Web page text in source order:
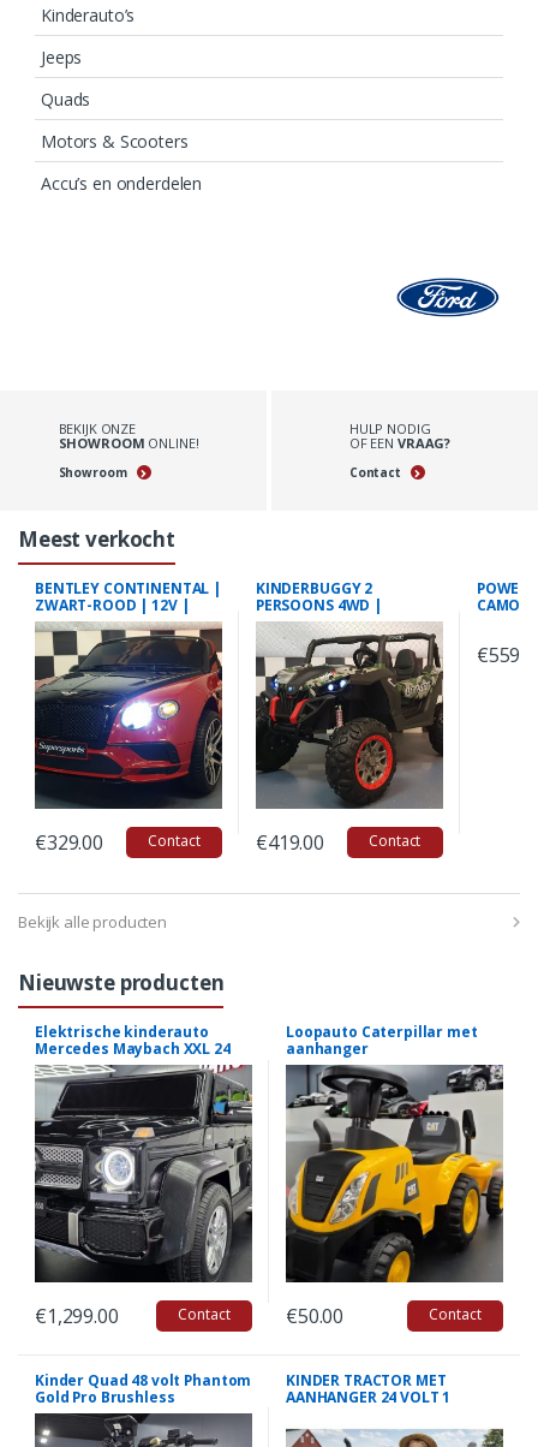
Kinderauto’s
Jeeps
Quads
Motors & Scooters
Accu’s en onderdelen
BEKIJK ONZE
SHOWROOM ONLINE!
Showroom
HULP NODIG
OF EEN VRAAG?
Contact
Meest verkocht
BENTLEY CONTINENTAL |
ZWART-ROOD | 12V |
2.4G RC
€329.00 Contact
KINDERBUGGY 2
PERSOONS 4WD |
CAMOUFLAGE | 2X12V |
2.4G RC
€419.00 Contact
POWER
€
Bekijk alle producten
Nieuwste producten
Elektrische kinderauto
Mercedes Maybach XXL 24
volt met MP4 2 persoons
€1,299.00 Contact
Loopauto Caterpillar met
aanhanger
€50.00 Contact
Kinder Quad 48 volt Phantom
Gold Pro Brushless
KINDER TRACTOR MET
AANHANGER 24 VOLT 1